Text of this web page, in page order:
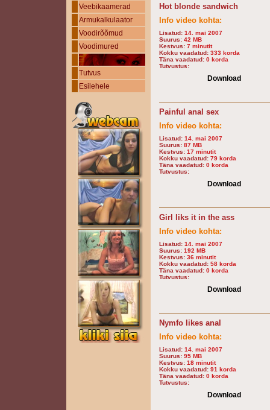
Veebikaamerad
Armukalkulaator
Voodirõõmud
Voodimured
Tutvus
Esilehele
Hot blonde sandwich
Info video kohta:
Lisatud: 14. mai 2007
Suurus: 42 MB
Kestvus: 7 minutit
Kokku vaadatud: 333 korda
Täna vaadatud: 0 korda
Tutvustus:
Download
Painful anal sex
Info video kohta:
Lisatud: 14. mai 2007
Suurus: 87 MB
Kestvus: 17 minutit
Kokku vaadatud: 79 korda
Täna vaadatud: 0 korda
Tutvustus:
Download
Girl liks it in the ass
Info video kohta:
Lisatud: 14. mai 2007
Suurus: 192 MB
Kestvus: 36 minutit
Kokku vaadatud: 58 korda
Täna vaadatud: 0 korda
Tutvustus:
Download
Nymfo likes anal
Info video kohta:
Lisatud: 14. mai 2007
Suurus: 95 MB
Kestvus: 18 minutit
Kokku vaadatud: 91 korda
Täna vaadatud: 0 korda
Tutvustus:
Download